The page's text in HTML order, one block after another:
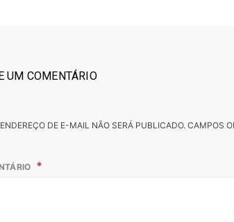
UM COMENTÁRIO
DE E-MAIL NÃO SERÁ PUBLICADO. CAMPOS